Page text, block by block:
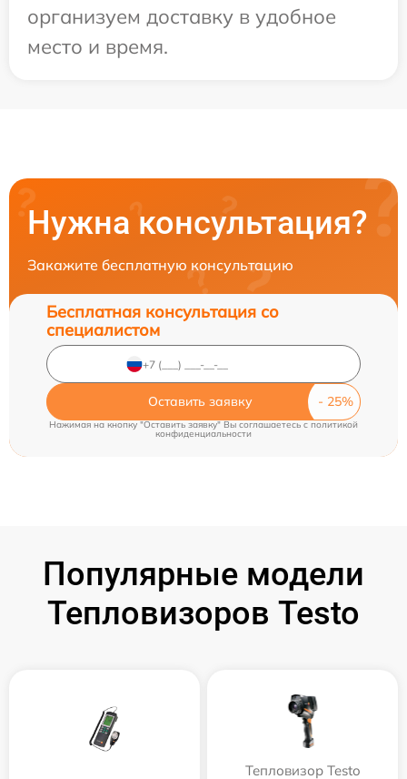
организуем доставку в удобное
место и время.
Нужна консультация?
Закажите бесплатную консультацию
Бесплатная консультация со
специалистом
Оставить заявку
Нажимая на кнопку "Оставить заявку" Вы соглашаетесь cполитикой
конфиденциальности
Популярные модели
Тепловизоров Testo
Тепловизор Testo